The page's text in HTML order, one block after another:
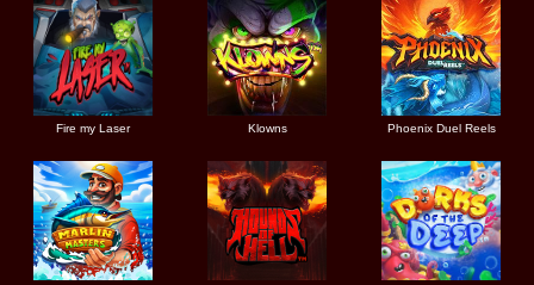
Fire my Laser Klowns Phoenix Duel Reels